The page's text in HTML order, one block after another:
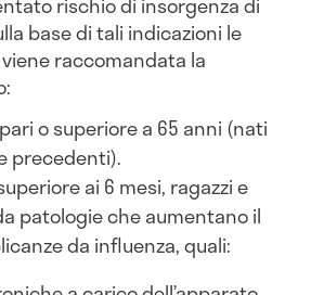
base di tali indicazioni le
raccomandata la
o superiore a 65 anni (nati
precedenti).
ai 6 mesi, ragazzi e
patologie che aumentano il
da influenza, quali: